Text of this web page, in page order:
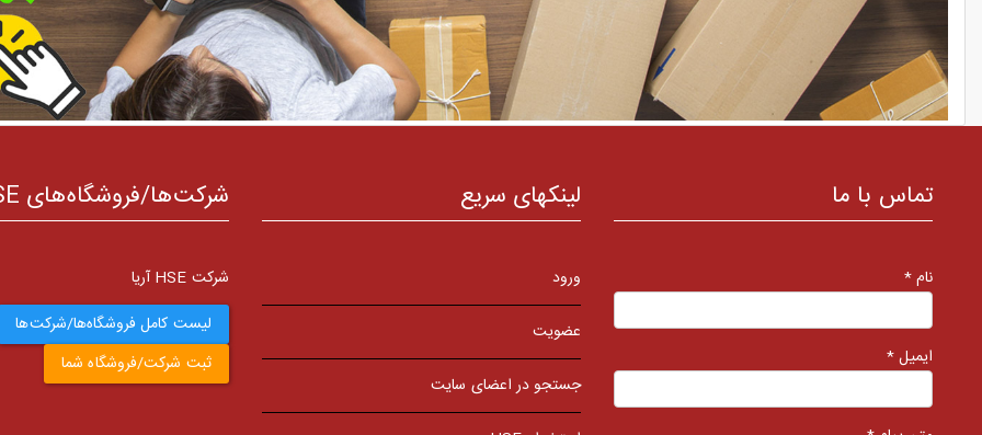
تماس با ما
نام *
ایمیل *
لینکهای سریع
ورود
عضویت
جستجو در اعضای سایت
شرکت‌ها/فروشگاه‌های HSE
شرکت HSE آریا
لیست کامل فروشگاه‌ها/شرکت‌ها
ثبت شرکت/فروشگاه شما